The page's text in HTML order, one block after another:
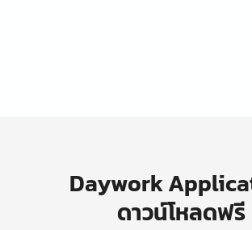
Daywork
ดาวน์โหลดฟรี